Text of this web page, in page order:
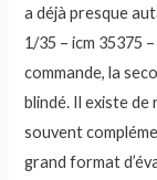
a déjà presque
1/35 – icm 35375
commande, la
blindé. Il existe de
souvent
grand format